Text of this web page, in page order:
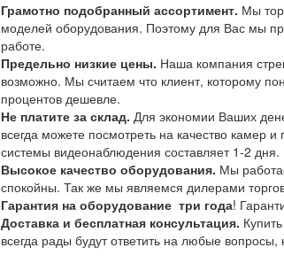
Грамотно подобранный ассортимент. Мы
моделей оборудования. Поэтому для Вас мы
работе.
Предельно низкие цены. Наша компания
возможно. Мы считаем что клиент, которому
процентов дешевле.
Не платите за склад. Для экономии Ваших
всегда можете посмотреть на качество камер
системы видеонаблюдения составляет 1-2 дня.
Высокое качество оборудования. Мы
спокойны. Так же мы являемся дилерами
Гарантия на оборудование три года!
Доставка и бесплатная консультация.
всегда рады будут ответить на любые